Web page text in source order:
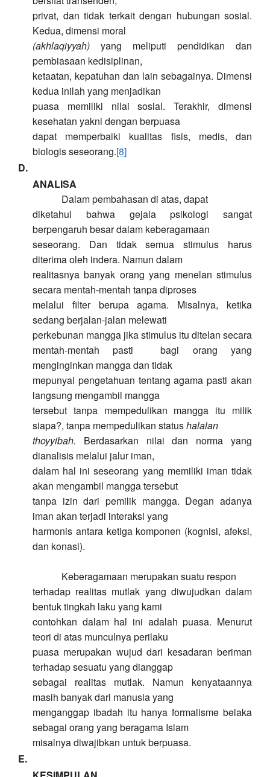
privat, dan tidak terkait dengan hubungan sosial.
Kedua, dimensi moral
(akhlaqiyyah) yang meliputi pendidikan dan
pembiasaan kedisiplinan,
ketaatan, kepatuhan dan lain sebagainya. Dimensi
kedua inilah yang menjadikan
puasa memiliki nilai sosial. Terakhir, dimensi
kesehatan yakni dengan berpuasa
dapat memperbaiki kualitas fisis, medis, dan
biologis seseorang.[8]
D.
ANALISA
Dalam pembahasan di atas, dapat
diketahui bahwa gejala psikologi sangat
berpengaruh besar dalam keberagamaan
seseorang. Dan tidak semua stimulus harus
diterima oleh indera. Namun dalam
realitasnya banyak orang yang menelan stimulus
secara mentah-mentah tanpa diproses
melalui filter berupa agama. Misalnya, ketika
sedang berjalan-jalan melewati
perkebunan mangga jika stimulus itu ditelan secara
mentah-mentah pasti bagi orang yang
menginginkan mangga dan tidak
mepunyai pengetahuan tentang agama pasti akan
langsung mengambil mangga
tersebut tanpa mempedulikan mangga itu milik
siapa?, tanpa mempedulikan statushalalan
thoyyibah. Berdasarkan nilai dan norma yang
dianalisis melalui jalur iman,
dalam hal ini seseorang yang memiliki iman tidak
akan mengambil mangga tersebut
tanpa izin dari pemilik mangga. Degan adanya
iman akan terjadi interaksi yang
harmonis antara ketiga komponen (kognisi, afeksi,
dan konasi).
Keberagamaan merupakan suatu respon
terhadap realitas mutlak yang diwujudkan dalam
bentuk tingkah laku yang kami
contohkan dalam hal ini adalah puasa. Menurut
teori di atas munculnya perilaku
puasa merupakan wujud dari kesadaran beriman
terhadap sesuatu yang dianggap
sebagai realitas mutlak. Namun kenyataannya
masih banyak dari manusia yang
menganggap ibadah itu hanya formalisme belaka
sebagai orang yang beragama Islam
misalnya diwajibkan untuk berpuasa.
E.